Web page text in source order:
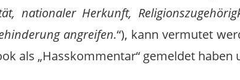
nationaler Herkunft,
angreifen.“), kann vermutet
als „Hasskommentar“ gemeldet